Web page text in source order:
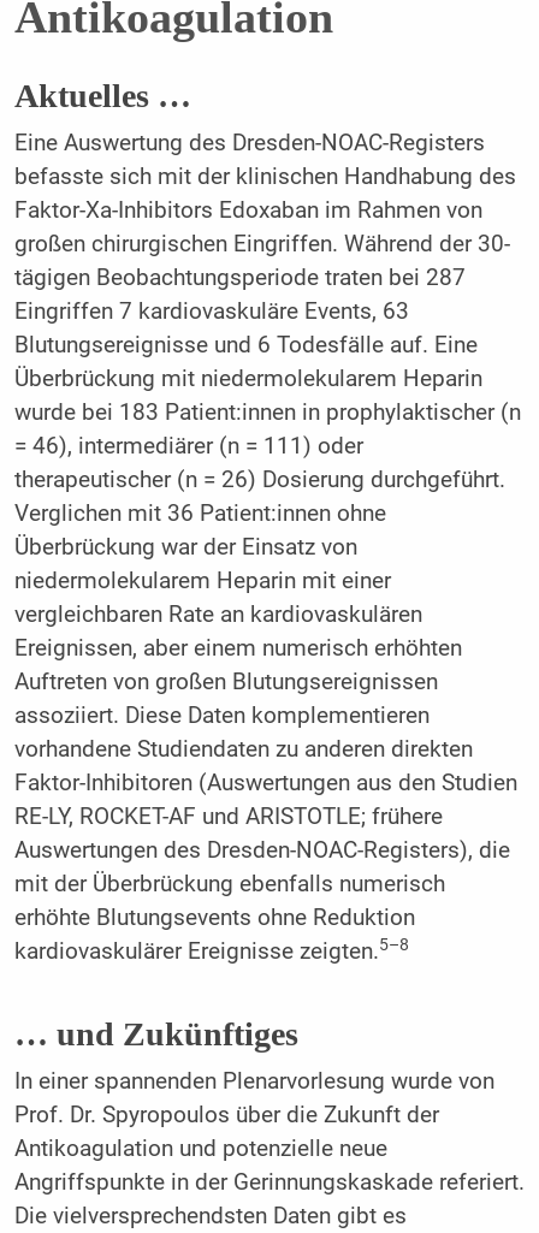
Antikoagulation
Aktuelles …
Eine Auswertung des Dresden-NOAC-Registers
befasste sich mit der klinischen Handhabung des
Faktor-Xa-Inhibitors Edoxaban im Rahmen von
großen chirurgischen Eingriffen. Während der 30-
tägigen Beobachtungsperiode traten bei 287
Eingriffen 7 kardiovaskuläre Events, 63
Blutungsereignisse und 6 Todesfälle auf. Eine
Überbrückung mit niedermolekularem Heparin
wurde bei 183 Patient:innen in prophylaktischer (n
= 46), intermediärer (n = 111) oder
therapeutischer (n = 26) Dosierung durchgeführt.
Verglichen mit 36 Patient:innen ohne
Überbrückung war der Einsatz von
niedermolekularem Heparin mit einer
vergleichbaren Rate an kardiovaskulären
Ereignissen, aber einem numerisch erhöhten
Auftreten von großen Blutungsereignissen
assoziiert. Diese Daten komplementieren
vorhandene Studiendaten zu anderen direkten
Faktor-Inhibitoren (Auswertungen aus den Studien
RE-LY, ROCKET-AF und ARISTOTLE; frühere
Auswertungen des Dresden-NOAC-Registers), die
mit der Überbrückung ebenfalls numerisch
erhöhte Blutungsevents ohne Reduktion
kardiovaskulärer Ereignisse zeigten.5–8
… und Zukünftiges
In einer spannenden Plenarvorlesung wurde von
Prof. Dr. Spyropoulos über die Zukunft der
Antikoagulation und potenzielle neue
Angriffspunkte in der Gerinnungskaskade referiert.
Die vielversprechendsten Daten gibt es